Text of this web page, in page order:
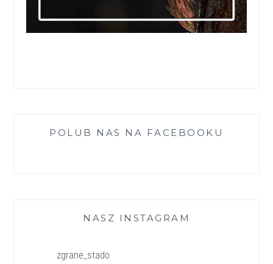
POLUB NAS NA FACEBOOKU
NASZ INSTAGRAM
zgrane_stado